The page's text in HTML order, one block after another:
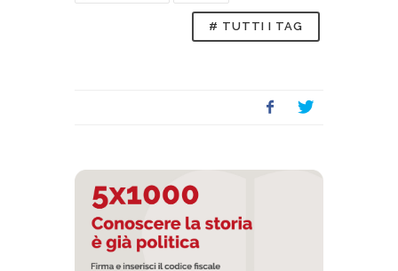
# TUTTI I TAG